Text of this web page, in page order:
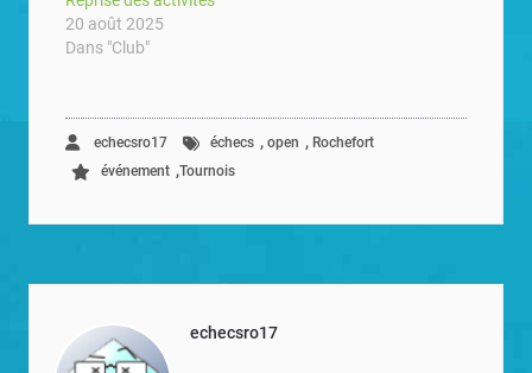
20 août 2025
Dans "Club"
echecsro17 échecs , open , Rochefort
événement ,Tournois
echecsro17